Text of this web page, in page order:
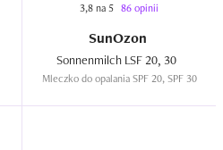
3,8 na 5 86 opinii
SunOzon
Mleczko do opalania SPF 20, SPF 30